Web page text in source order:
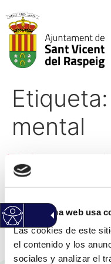
Esta página web usa
Las cookies de este
el contenido y los
sociales y analizar el
Etiqueta:
mental
El
de la mano
cine Adán
programa
sobre